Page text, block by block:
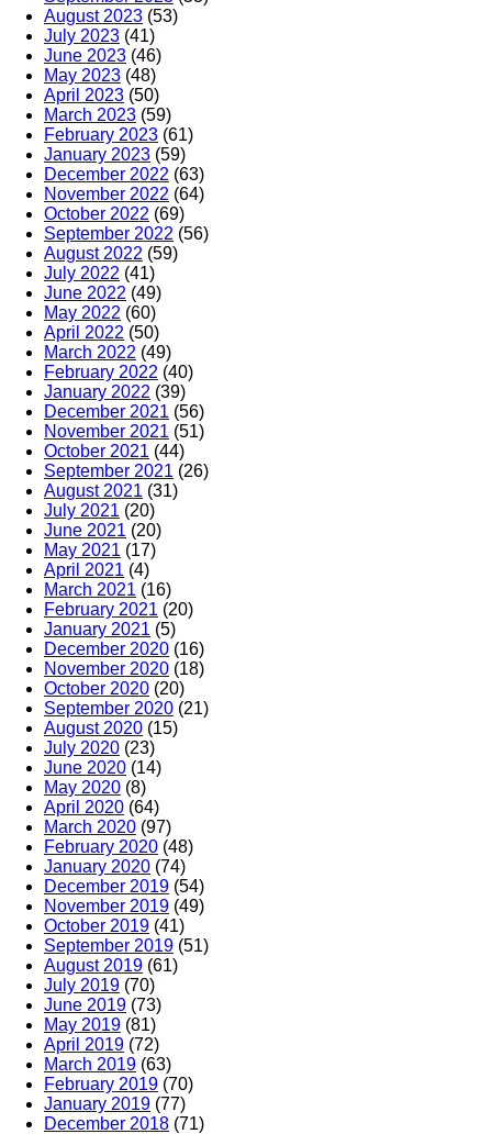
August 2023 (53)
July 2023 (41)
June 2023 (46)
May 2023 (48)
April 2023 (50)
March 2023 (59)
February 2023 (61)
January 2023 (59)
December 2022 (63)
November 2022 (64)
October 2022 (69)
September 2022 (56)
August 2022 (59)
July 2022 (41)
June 2022 (49)
May 2022 (60)
April 2022 (50)
March 2022 (49)
February 2022 (40)
January 2022 (39)
December 2021 (56)
November 2021 (51)
October 2021 (44)
September 2021 (26)
August 2021 (31)
July 2021 (20)
June 2021 (20)
May 2021 (17)
April 2021 (4)
March 2021 (16)
February 2021 (20)
January 2021 (5)
December 2020 (16)
November 2020 (18)
October 2020 (20)
September 2020 (21)
August 2020 (15)
July 2020 (23)
June 2020 (14)
May 2020 (8)
April 2020 (64)
March 2020 (97)
February 2020 (48)
January 2020 (74)
December 2019 (54)
November 2019 (49)
October 2019 (41)
September 2019 (51)
August 2019 (61)
July 2019 (70)
June 2019 (73)
May 2019 (81)
April 2019 (72)
March 2019 (63)
February 2019 (70)
January 2019 (77)
December 2018 (71)